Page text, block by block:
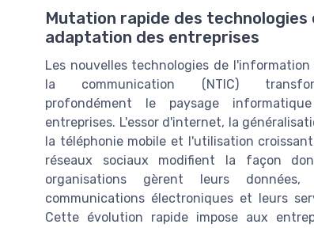
Mutation rapide des technologies
adaptation des entreprises
Les nouvelles technologies de
la communication (NTIC)
profondément le paysage
entreprises. L'essor d'internet, la
la téléphonie mobile et l'utilisation
réseaux sociaux modifient la façon
organisations gèrent leurs données,
communications électroniques et leurs
Cette évolution rapide impose aux